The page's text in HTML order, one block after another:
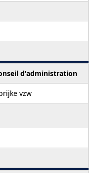
d'administration
vzw